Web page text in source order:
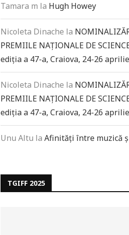
Tamara m la Hugh Howey
Nicoleta Dinache la
PREMIILE NAȚIONALE DE
ediția a 47-a, Craiova, 24-26
Nicoleta Dinache la
PREMIILE NAȚIONALE DE
ediția a 47-a, Craiova, 24-26
Unu Altu la Afinități între muzică
TGIFF 2025